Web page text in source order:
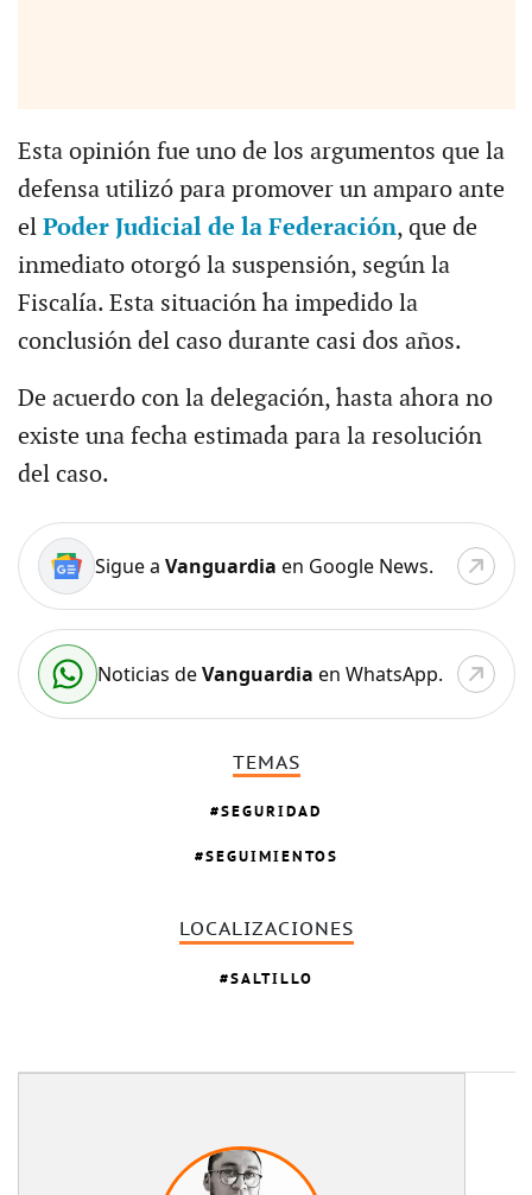
Esta opinión fue uno de los argumentos que la
defensa utilizó para promover un amparo ante
el Poder Judicial de la Federación, que de
inmediato otorgó la suspensión, según la
Fiscalía. Esta situación ha impedido la
conclusión del caso durante casi dos años.
De acuerdo con la delegación, hasta ahora no
existe una fecha estimada para la resolución
del caso.
Sigue a Vanguardia en Google News.
Noticias deVanguardia en WhatsApp.
TEMAS
SEGURIDAD
SEGUIMIENTOS
LOCALIZACIONES
SALTILLO